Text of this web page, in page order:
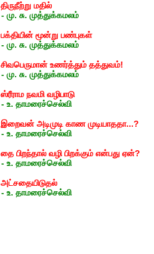
திருநீற்று மதில்
- மு. சு. முத்துக்கமலம்
பக்தியின் மூன்று பண்புகள்
- மு. சு. முத்துக்கமலம்
சிவபெருமான் உணர்த்தும் தத்துவம்!
- மு. சு. முத்துக்கமலம்
ஸ்ரீராம நவமி வழிபாடு
- உ. தாமரைச்செல்வி
இறைவன் அடிமுடி காண முடியாததா...?
- உ. தாமரைச்செல்வி
தை பிறந்தால் வழி பிறக்கும் என்பது ஏன்?
- உ. தாமரைச்செல்வி
அட்சதையிடுதல்
- உ. தாமரைச்செல்வி